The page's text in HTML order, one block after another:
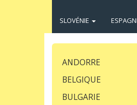
SLOVÉNIE
ANDORRE
BELGIQUE
BULGARIE